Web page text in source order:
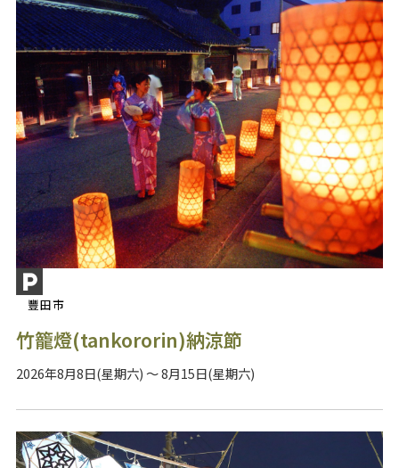
豐田市
竹籠燈(tankororin)納涼節
2026年8月8日(星期六) ～ 8月15日(星期六)